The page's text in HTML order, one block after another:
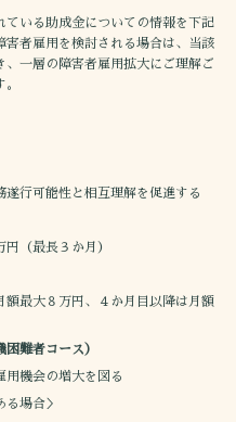
いる助成金についての情報を下記
害者雇用を検討される場合は、当該
一層の障害者雇用拡大にご理解ご
行可能性と相互理解を促進する
（最長３か月）
最大８万円、４か月目以降は月額
難者コース）
機会の増大を図る
場合＞